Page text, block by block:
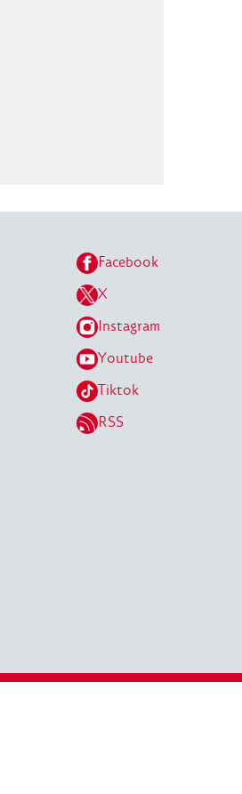
Facebook
X
Instagram
Youtube
Tiktok
RSS